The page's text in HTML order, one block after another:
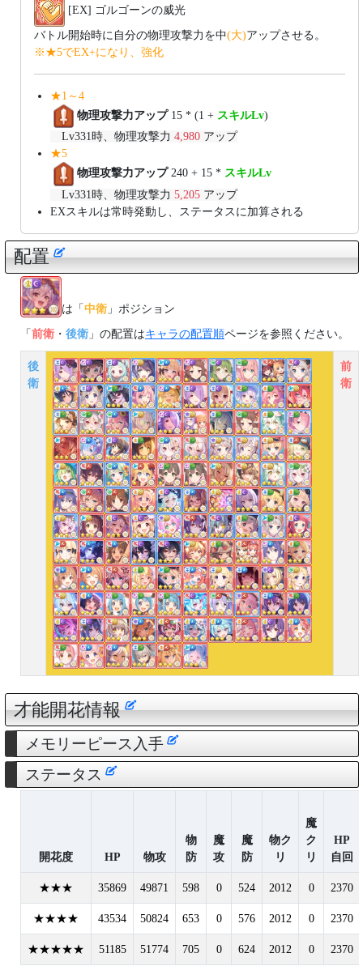
[EX] ゴルゴーンの威光
バトル開始時に自分の物理攻撃力を中(大)アップさせる。
※★5でEX+になり、強化
★1～4
物理攻撃力アップ15 * (1 + スキルLv)
Lv331時、物理攻撃力 4,980 アップ
★5
物理攻撃力アップ240 + 15 * スキルLv
Lv331時、物理攻撃力 5,205 アップ
EXスキルは常時発動し、ステータスに加算される
配置
は「 中衛 」ポジション
「 前衛 ・ 後衛 」の配置はキャラの配置順ページを参照ください。
後
衛
前
衛
才能開花情報
メモリーピース入手
ステータス
開花度 HP 物攻
物
防
魔
攻
魔
防
物ク
リ
魔
ク
リ
HP
自回
★★★ 35869 49871 598 0 524 2012 0 2370
★★★★ 43534 50824 653 0 576 2012 0 2370
★★★★★ 51185 51774 705 0 624 2012 0 2370